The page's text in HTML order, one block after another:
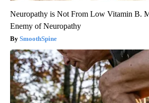
Neuropathy is Not From Low Vitamin B.
Enemy of Neuropathy
SmoothSpine